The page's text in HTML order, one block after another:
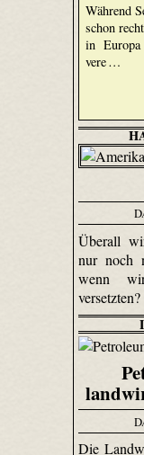
Während
schon
in
vere …
Überall
nur noch
wenn
versetzten?
Die